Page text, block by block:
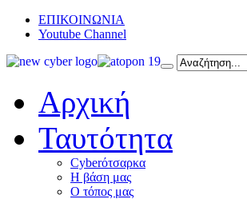
ΕΠΙΚΟΙΝΩΝΙΑ
Youtube Channel
Αρχική
Ταυτότητα
Cyberότσαρκα
Η βάση μας
Ο τόπος μας